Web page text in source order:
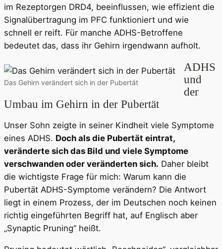
im Rezeptorgen DRD4, beeinflussen, wie effizient die
Signalübertragung im PFC funktioniert und wie
schnell er reift. Für manche ADHS-Betroffene
bedeutet das, dass ihr Gehirn irgendwann aufholt.
Das Gehirn verändert sich in der Pubertät
ADHS
und
der
Umbau im Gehirn in der Pubertät
Unser Sohn zeigte in seiner Kindheit viele Symptome
eines ADHS. Doch als die Pubertät eintrat,
veränderte sich das Bild und viele Symptome
verschwanden oder veränderten sich. Daher bleibt
die wichtigste Frage für mich: Warum kann die
Pubertät ADHS-Symptome verändern? Die Antwort
liegt in einem Prozess, der im Deutschen noch keinen
richtig eingeführten Begriff hat, auf Englisch aber
„Synaptic Pruning“ heißt.